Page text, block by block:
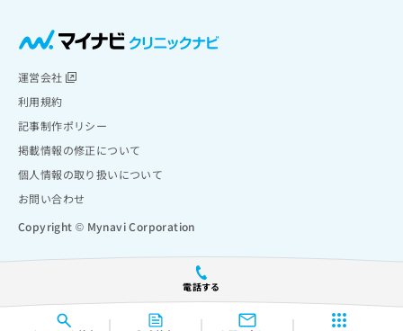
電話する
運営会社
利用規約
記事制作ポリシー
掲載情報の修正について
個人情報の取り扱いについて
お問い合わせ
Copyright © Mynavi Corporation